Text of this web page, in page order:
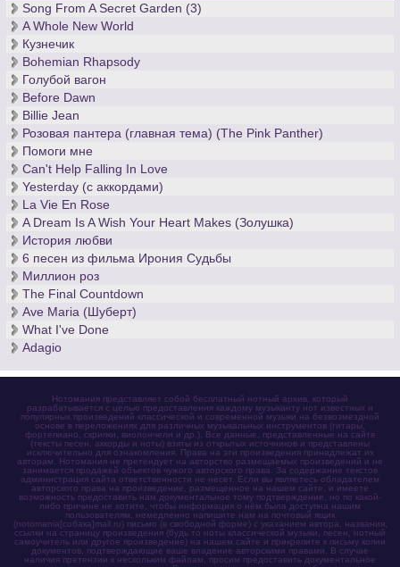
Song From A Secret Garden (3)
A Whole New World
Кузнечик
Bohemian Rhapsody
Голубой вагон
Before Dawn
Billie Jean
Розовая пантера (главная тема) (The Pink Panther)
Помоги мне
Can't Help Falling In Love
Yesterday (с аккордами)
La Vie En Rose
A Dream Is A Wish Your Heart Makes (Золушка)
История любви
6 песен из фильма Ирония Судьбы
Миллион роз
The Final Countdown
Ave Maria (Шуберт)
What I've Done
Adagio
Нотомания представляет собой бесплатный нотный архив, который
разрабатывается с целью предоставления каждому музыканту нот известных и
популярных произведений классической и современной музыки на безвозмездной
основе в переложениях для различных музыкальных инструментов (гитары,
фортепиано, скрипки, виолончели и др.). Все данные, представленные на сайте
(тексты песен, аккорды и ноты) взяты из открытых источников и представлены
исключительно для ознакомления. Права на эти произведения принадлежат их
авторам. Нотомания не претендует на авторство размещаемых произведений и не
занимается продажей объектов чужого авторского права. За содержание текстов
администрация сайта ответственности не несет. Если вы являетесь обладателем
авторского права на произведение, размещенное на нашем сайте, и имеете
возможность предоставить нам документальное тому подтверждение, но по какой-
либо причине не хотите, чтобы информация о нём была доступна нашим
пользователям, немедленно напишите нам на почтовый ящик
(notomania[собака]mail.ru) письмо (в свободной форме) с указанием автора, названия,
ссылки на страницу произведения (будь то ноты классической музыки, песен, нотный
самоучитель или другое произведение) на нашем сайте и прикрепите к письму копии
документов, подтверждающие ваше владение авторскими правами. В случае
наличия претензии к нескольким файлам, просим предоставить документальное